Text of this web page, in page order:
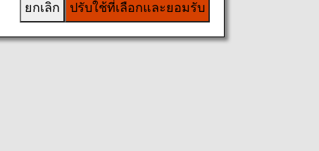
ปรับใช้ที่เลือกและยอมรับ
ยกเลิก